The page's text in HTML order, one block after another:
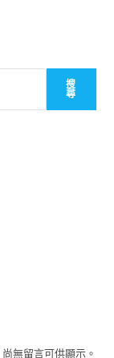
搜
尋
尚無留言可供顯示。